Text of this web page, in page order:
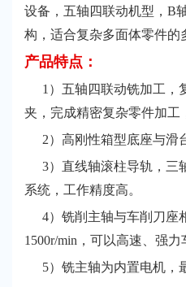
设备，五轴四联动机型，B
构，适合复杂多面体零件的
产品特点：
1）五轴四联动铣加工，
夹，完成精密复杂零件加工
2）高刚性箱型底座与滑
3）直线轴滚柱导轨，三
系统，工作精度高。
4）铣削主轴与车削刀座
1500r/min，可以高速、强力
5）铣主轴为内置电机，